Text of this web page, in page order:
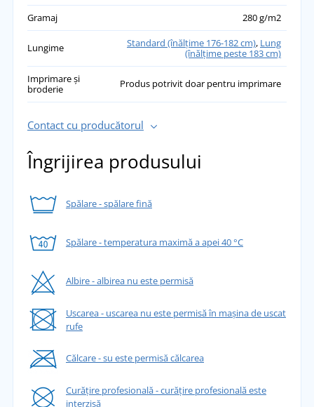
Gramaj
280 g/m2
Lungime Standard (înălţime 176-182 cm), Lung
(înălțime peste 183 cm)
Imprimare și
broderie
Produs potrivit doar pentru imprimare
Contact cu producătorul
Îngrijirea produsului
Spălare - spălare fină
Spălare - temperatura maximă a apei 40 °C
Albire - albirea nu este permisă
Uscarea - uscarea nu este permisă în mașina de uscat
rufe
Călcare - su este permisă călcarea
Curățire profesională - curățire profesională este
interzisă